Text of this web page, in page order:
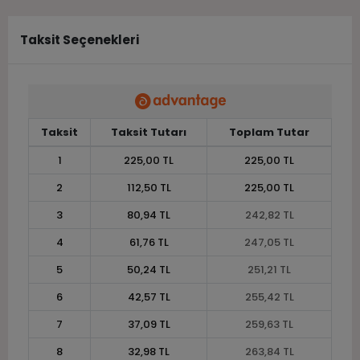
Taksit Seçenekleri
Taksit Taksit Tutarı
Toplam Tutar
1
225,00 TL
225,00 TL
2
112,50 TL
225,00 TL
3
80,94 TL
242,82 TL
4
61,76 TL
247,05 TL
5
50,24 TL
251,21 TL
6
42,57 TL
255,42 TL
7
37,09 TL
259,63 TL
8
32,98 TL
263,84 TL